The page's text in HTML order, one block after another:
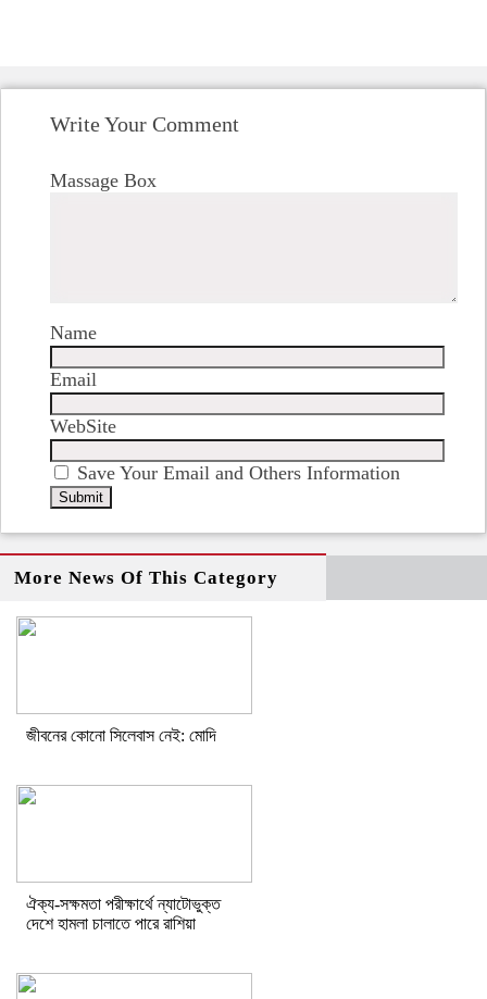
Write Your Comment
Massage Box
Name
Email
WebSite
Save Your Email and Others Information
More News Of This Category
জীবনের কোনো সিলেবাস নেই: মোদি
ঐক্য-সক্ষমতা পরীক্ষার্থে ন্যাটোভুক্ত
দেশে হামলা চালাতে পারে রাশিয়া